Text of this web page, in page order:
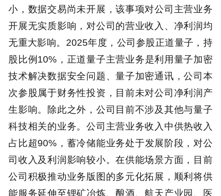
小，数据交易尚未开展，该事项对公司主营业务
开展无实质影响，对公司的营业收入、净利润均
无重大影响。2025年度，公司参股正道量子，持
股比例10%，正道量子主营业务是利用量子加密
技术解决数据安全问题、量子加密通讯，公司本
次参股属于财务性投资，目前未对公司净利润产
生影响。除此之外，公司目前不涉及其他与量子
科技相关的业务。公司主营业务收入中供热收入
占比超90%，蓄冷储能业务处于发展阶段，对公
司收入及利润影响较小。在供能场景方面，目前
公司积极推动业务版图的多元化拓展，顺利将供
能服务延伸至锂矿冶炼、酿酒、航天产业园、医